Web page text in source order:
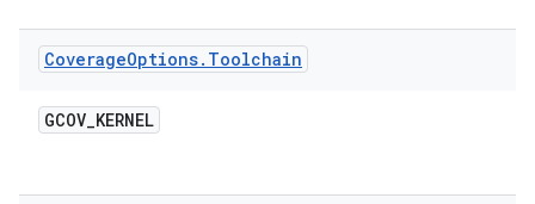
CoverageOptions. Toolchain
GCOV_KERNEL